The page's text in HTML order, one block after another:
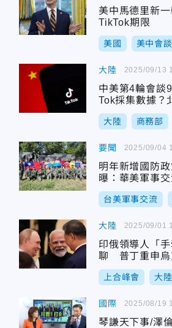
美中馬德里新
TikTok期限
美國 美中會談
大陸
中美第4輪會
Tok採集數據？
大陸 商務部
2025/09/13
要聞
明年新增國防
曝：華美軍事
台美軍事交流
2025/09/04
大陸
印俄領導人「
聊 普丁重申烏
上合峰會 大陸
2025/09/01
國際
琴謙天下事/澤
2025/08/19